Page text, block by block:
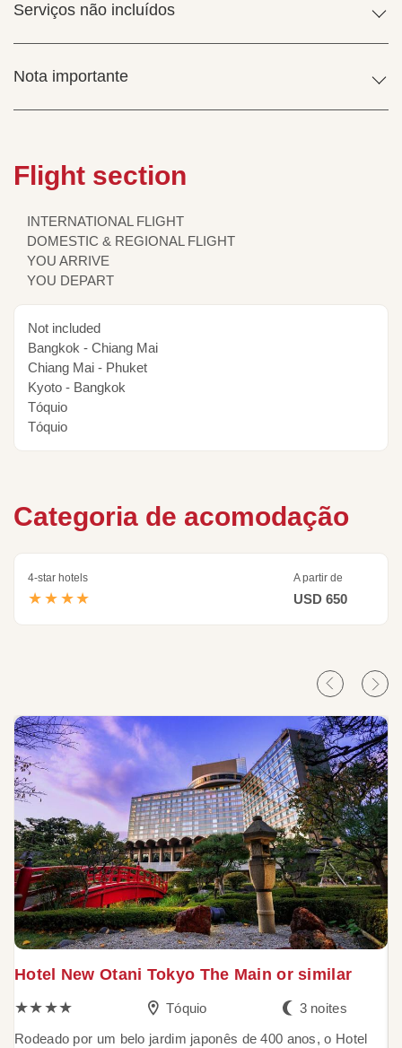
Serviços não incluídos
Nota importante
Flight section
INTERNATIONAL FLIGHT
DOMESTIC & REGIONAL FLIGHT
YOU ARRIVE
YOU DEPART
Not included
Bangkok - Chiang Mai
Chiang Mai - Phuket
Kyoto - Bangkok
Tóquio
Tóquio
Categoria de acomodação
4-star hotels
★★★★
A partir de
USD 650
Hotel New Otani Tokyo The Main or similar
★★★★
Tóquio 3 noites
Rodeado por um belo jardim japonês de 400 anos, o Hotel